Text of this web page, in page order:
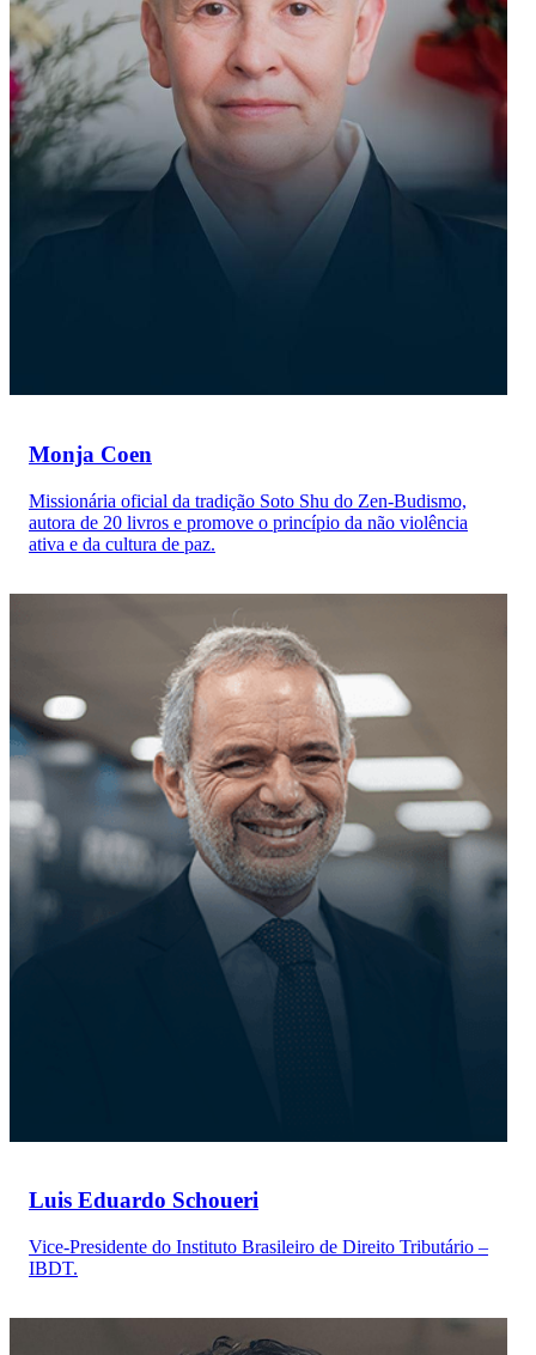
Monja Coen
Missionária oficial da tradição Soto Shu do Zen-Budismo,
autora de 20 livros e promove o princípio da não violência
ativa e da cultura de paz.
Luis Eduardo Schoueri
Vice-Presidente do Instituto Brasileiro de Direito Tributário –
IBDT.